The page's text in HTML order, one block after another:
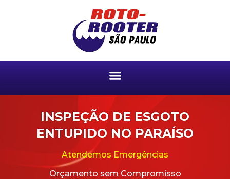
INSPEÇÃO DE ESGOTO
ENTUPIDO NO PARAÍSO
Atendemos Emergências
Orçamento sem Compromisso